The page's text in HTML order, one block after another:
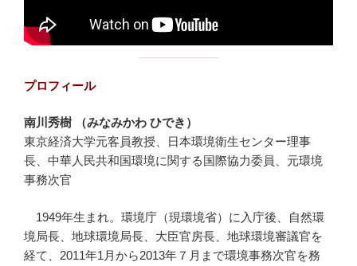
プロフィール
南川秀樹 （みなみかわ ひでき）
東京経済大学元客員教授、日本環境衛生センター理事
長、中華人民共和国環境に関する国際協力委員、元環境
事務次官
1949年生まれ。環境庁（現環境省）に入庁後、自然環
境局長、地球環境局長、大臣官房長、地球環境審議官を
経て、2011年1月から2013年７月まで環境事務次官を務